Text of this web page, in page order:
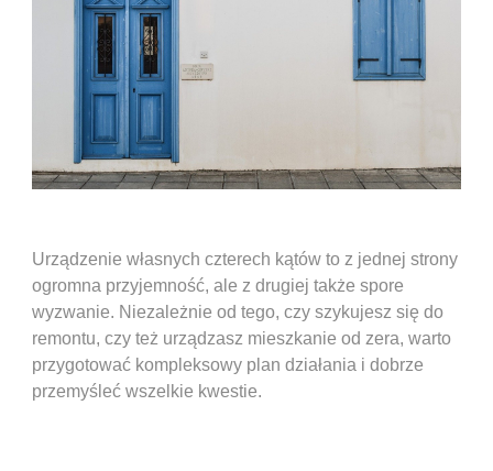
Urządzenie własnych czterech kątów to z jednej strony
ogromna przyjemność, ale z drugiej także spore
wyzwanie. Niezależnie od tego, czy szykujesz się do
remontu, czy też urządzasz mieszkanie od zera, warto
przygotować kompleksowy plan działania i dobrze
przemyśleć wszelkie kwestie.